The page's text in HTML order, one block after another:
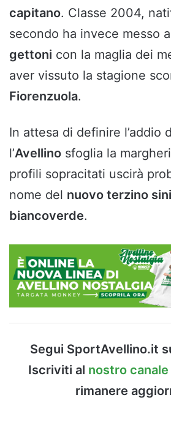
capitano. Classe 2004,
secondo ha invece messo
gettoni con la maglia dei
aver vissuto la stagione
Fiorenzuola.
In attesa di definire l’addio
l’Avellino sfoglia la
profili sopracitati uscirà
nome del nuovo terzino
biancoverde.
Segui SportAvellino.it
Iscriviti al nostro canale
rimanere